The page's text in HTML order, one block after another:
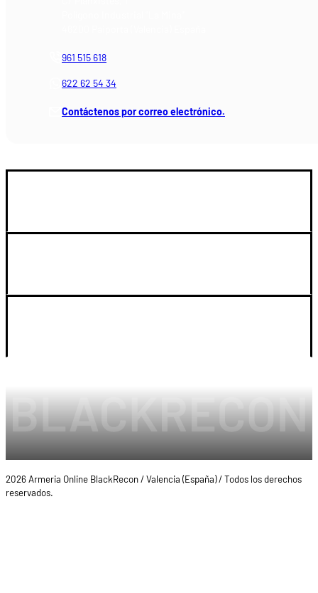
961 515 618
622 62 54 34
Contáctenos por correo electrónico.
2026 Armeria Online BlackRecon / Valencia (España) / Todos los derechos
reservados.